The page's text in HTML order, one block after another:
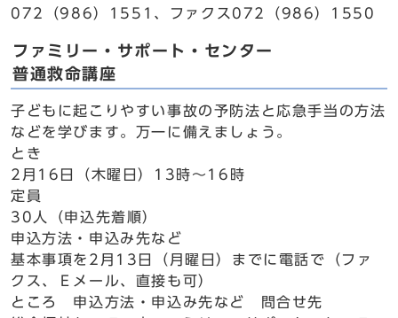
072（986）1551、ファクス072（986）1550
ファミリー・サポート・センター
普通救命講座
子どもに起こりやすい事故の予防法と応急手当の方法
などを学びます。万一に備えましょう。
とき
2月16日（木曜日）13時～16時
定員
30人（申込先着順）
申込方法・申込み先など
基本事項を2月13日（月曜日）までに電話で（ファ
クス、Ｅメール、直接も可）
ところ 申込方法・申込み先など 問合せ先